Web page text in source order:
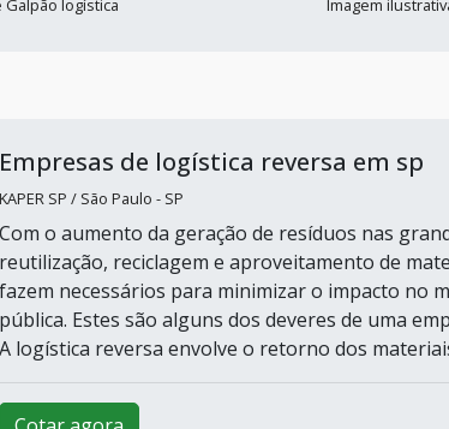
logística Imagem
Empresas de logística reversa em sp
KAPER SP / São Paulo - SP
Com o aumento da geração de resíduos nas
reutilização, reciclagem e aproveitamento de
fazem necessários para minimizar o impacto no
pública. Estes são alguns dos deveres de uma
A logística reversa envolve o retorno dos